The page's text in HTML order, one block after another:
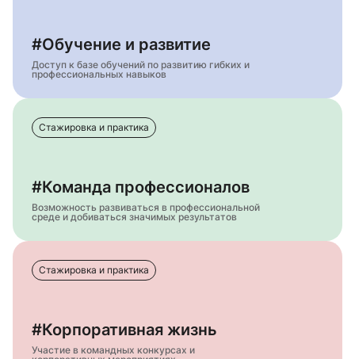
#Обучение и развитие
Доступ к базе обучений по развитию гибких и
профессиональных навыков
Стажировка и практика
#Команда профессионалов
Возможность развиваться в профессиональной
среде и добиваться значимых результатов
Стажировка и практика
#Корпоративная жизнь
Участие в командных конкурсах и